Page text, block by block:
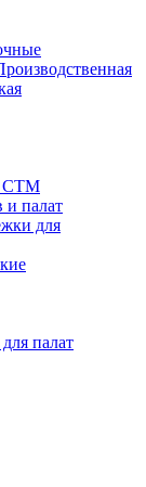
CTM
и палат
для
палат